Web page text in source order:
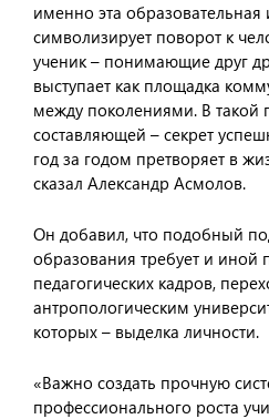
именно эта образовательная
символизирует поворот к
ученик – понимающие друг
выступает как площадка
между поколениями. В такой
составляющей – секрет
год за годом претворяет в
сказал Александр Асмолов.
Он добавил, что подобный
образования требует и иной
педагогических кадров,
антропологическим
которых – выделка личности.
«Важно создать прочную
профессионального роста